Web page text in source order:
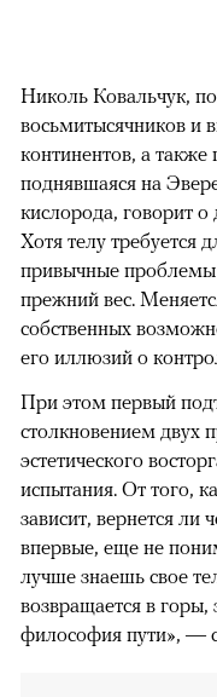
Николь Ковальчук,
восьмитысячников и
континентов, а также
поднявшаяся на
кислорода, говорит
Хотя телу требуется
привычные проблемы
прежний вес.
собственных
его иллюзий о
При этом первый
столкновением двух
эстетического
испытания. От того,
зависит, вернется ли
впервые, еще не
лучше знаешь свое
возвращается в горы,
философия пути», —